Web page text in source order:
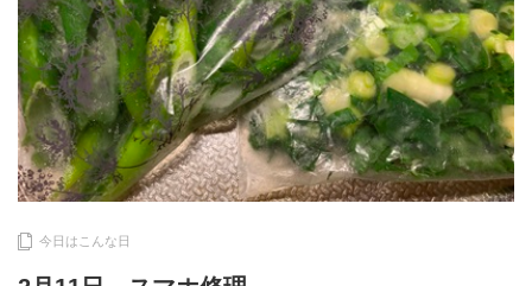
今日はこんな日